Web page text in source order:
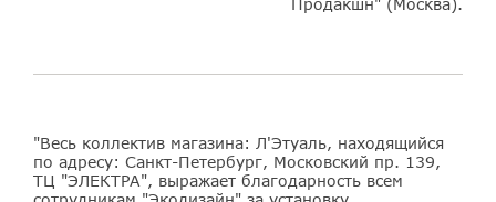
Продакшн" (Москва).
"Весь коллектив магазина: Л'Этуаль, находящийся
по адресу: Санкт-Петербург, Московский пр. 139,
ТЦ "ЭЛЕКТРА", выражает благодарность всем